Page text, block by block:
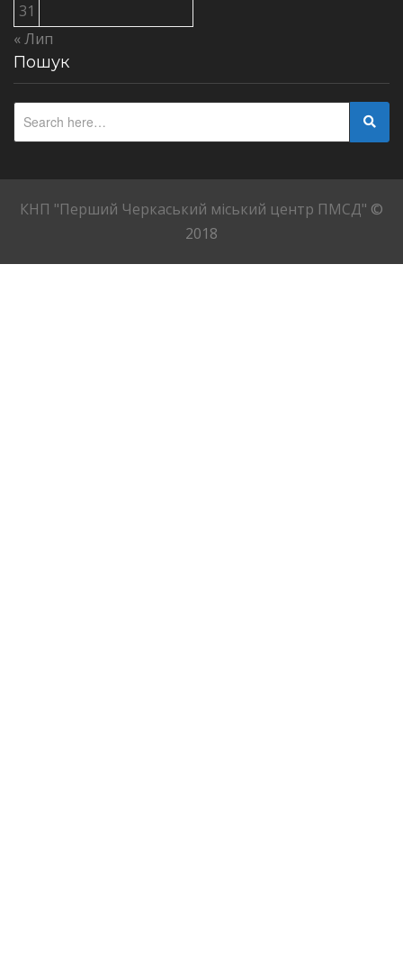
31
« Лип
Пошук
КНП "Перший Черкаський міський центр ПМСД" ©
2018